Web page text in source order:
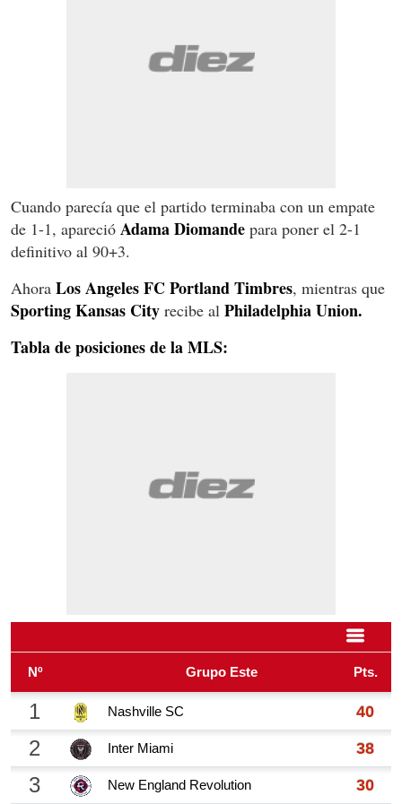
Cuando parecía que el partido terminaba con un empate
de 1-1, apareció Adama Diomande para poner el 2-1
definitivo al 90+3.
Ahora Los Angeles FC Portland Timbres, mientras que
Sporting Kansas City recibe al Philadelphia Union.
Tabla de posiciones de la MLS: